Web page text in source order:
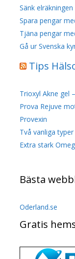
Sänk elräkningen
Spara pengar
Tjäna pengar
Gå ur Svenska
Tips
Trioxyl Akne gel
Prova Rejuve
Provexin
Två vanliga
Extra stark
Bästa
Oderland.se
Gratis